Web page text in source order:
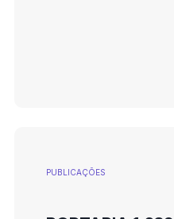
PUBLICAÇÕES